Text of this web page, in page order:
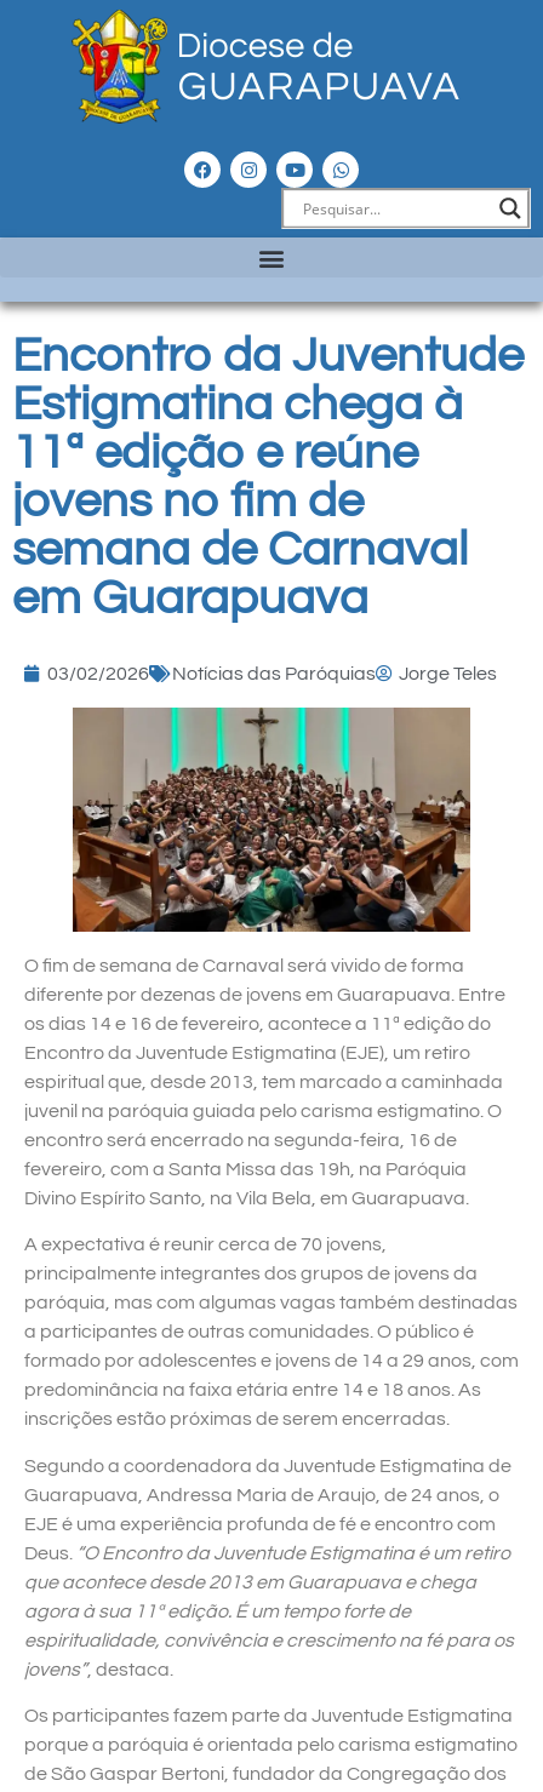
Encontro da Juventude
Estigmatina chega à
11ª edição e reúne
jovens no fim de
semana de Carnaval
em Guarapuava
03/02/2026 Notícias das Paróquias Jorge Teles
O fim de semana de Carnaval será vivido de forma
diferente por dezenas de jovens em Guarapuava. Entre
os dias 14 e 16 de fevereiro, acontece a 11ª edição do
Encontro da Juventude Estigmatina (EJE), um retiro
espiritual que, desde 2013, tem marcado a caminhada
juvenil na paróquia guiada pelo carisma estigmatino. O
encontro será encerrado na segunda-feira, 16 de
fevereiro, com a Santa Missa das 19h, na Paróquia
Divino Espírito Santo, na Vila Bela, em Guarapuava.
A expectativa é reunir cerca de 70 jovens,
principalmente integrantes dos grupos de jovens da
paróquia, mas com algumas vagas também destinadas
a participantes de outras comunidades. O público é
formado por adolescentes e jovens de 14 a 29 anos, com
predominância na faixa etária entre 14 e 18 anos. As
inscrições estão próximas de serem encerradas.
Segundo a coordenadora da Juventude Estigmatina de
Guarapuava, Andressa Maria de Araujo, de 24 anos, o
EJE é uma experiência profunda de fé e encontro com
Deus.
“O Encontro da Juventude Estigmatina é um retiro
que acontece desde 2013 em Guarapuava e chega
agora à sua 11ª edição. É um tempo forte de
espiritualidade, convivência e crescimento na fé para os
jovens”, destaca.
Os participantes fazem parte da Juventude Estigmatina
porque a paróquia é orientada pelo carisma estigmatino
de São Gaspar Bertoni, fundador da Congregação dos